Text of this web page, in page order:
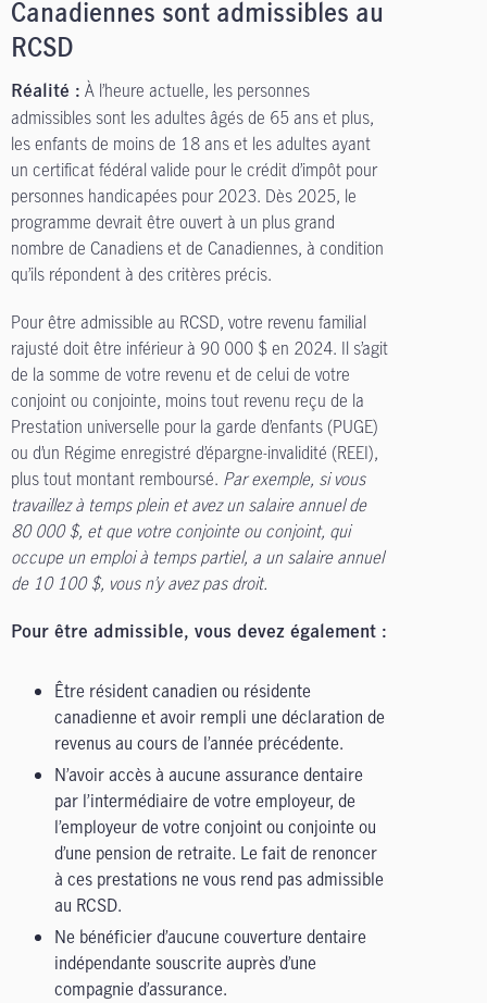
Canadiennes sont admissibles au
RCSD
Réalité : À l’heure actuelle, les personnes
admissibles sont les adultes âgés de 65 ans et plus,
les enfants de moins de 18 ans et les adultes ayant
un certificat fédéral valide pour le crédit d’impôt pour
personnes handicapées pour 2023. Dès 2025, le
programme devrait être ouvert à un plus grand
nombre de Canadiens et de Canadiennes, à condition
qu’ils répondent à des critères précis.
Pour être admissible au RCSD, votre revenu familial
rajusté doit être inférieur à 90 000 $ en 2024. Il s’agit
de la somme de votre revenu et de celui de votre
conjoint ou conjointe, moins tout revenu reçu de la
Prestation universelle pour la garde d’enfants (PUGE)
ou d’un Régime enregistré d’épargne-invalidité (REEI),
plus tout montant remboursé. Par exemple, si vous
travaillez à temps plein et avez un salaire annuel de
80 000 $, et que votre conjointe ou conjoint, qui
occupe un emploi à temps partiel, a un salaire annuel
de 10 100 $, vous n’y avez pas droit.
Pour être admissible, vous devez également :
Être résident canadien ou résidente
canadienne et avoir rempli une déclaration de
revenus au cours de l’année précédente.
N’avoir accès à aucune assurance dentaire
par l’intermédiaire de votre employeur, de
l’employeur de votre conjoint ou conjointe ou
d’une pension de retraite. Le fait de renoncer
à ces prestations ne vous rend pas admissible
au RCSD.
Ne bénéficier d’aucune couverture dentaire
indépendante souscrite auprès d’une
compagnie d’assurance.